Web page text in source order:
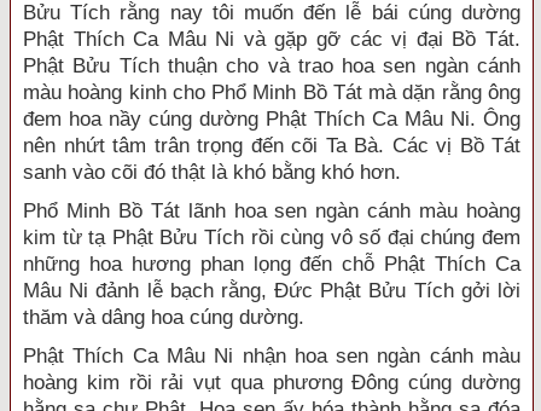
Bửu Tích rằng nay tôi muốn đến lễ bái cúng dường
Phật Thích Ca Mâu Ni và gặp gỡ các vị đại Bồ Tát.
Phật Bửu Tích thuận cho và trao hoa sen ngàn cánh
màu hoàng kinh cho Phổ Minh Bồ Tát mà dặn rằng ông
đem hoa nầy cúng dường Phật Thích Ca Mâu Ni. Ông
nên nhứt tâm trân trọng đến cõi Ta Bà. Các vị Bồ Tát
sanh vào cõi đó thật là khó bằng khó hơn.
Phổ Minh Bồ Tát lãnh hoa sen ngàn cánh màu hoàng
kim từ tạ Phật Bửu Tích rồi cùng vô số đại chúng đem
những hoa hương phan lọng đến chỗ Phật Thích Ca
Mâu Ni đảnh lễ bạch rằng, Đức Phật Bửu Tích gởi lời
thăm và dâng hoa cúng dường.
Phật Thích Ca Mâu Ni nhận hoa sen ngàn cánh màu
hoàng kim rồi rải vụt qua phương Đông cúng dường